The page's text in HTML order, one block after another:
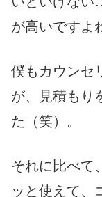
が高いですよ
僕もカウンセ
が、見積もり
た（笑）。
それに比べて
ッと使えて、